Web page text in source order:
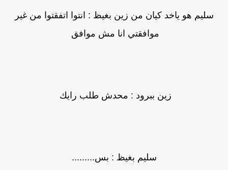
سليم هو ياخد كيان من زين بغيظ : انتوا اتفقتوا من غير
موافقتي انا مش موافق
زين ببرود : محدش طلب رايك
سليم بغيظ : بس.........